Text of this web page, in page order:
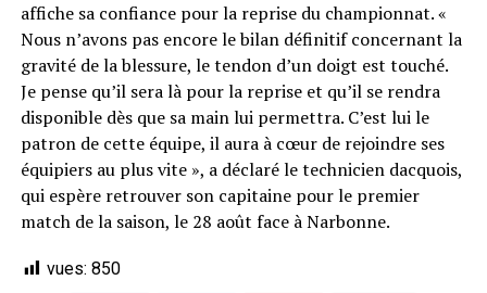
affiche sa confiance pour la reprise du championnat. «
Nous n’avons pas encore le bilan définitif concernant la
gravité de la blessure, le tendon d’un doigt est touché.
Je pense qu’il sera là pour la reprise et qu’il se rendra
disponible dès que sa main lui permettra. C’est lui le
patron de cette équipe, il aura à cœur de rejoindre ses
équipiers au plus vite », a déclaré le technicien dacquois,
qui espère retrouver son capitaine pour le premier
match de la saison, le 28 août face à Narbonne.
vues: 850